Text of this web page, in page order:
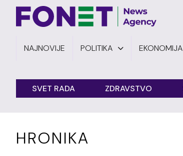
NAJNOVIJE POLITIKA EKONOMIJA
SVET RADA ZDRAVSTVO
HRONIKA